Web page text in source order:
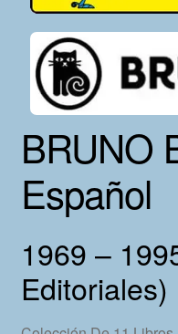
BRUNO
Español
1969 –
Editoriales)